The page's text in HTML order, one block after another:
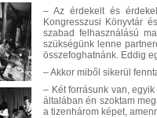
– Az érdekelt és
Kongresszusi Könyvtár
szabad felhasználású
szükségünk lenne
összefoghatnánk. Eddig
– Akkor miből sikerül
– Két forrásunk van,
általában én szoktam
a tizenhárom képet,